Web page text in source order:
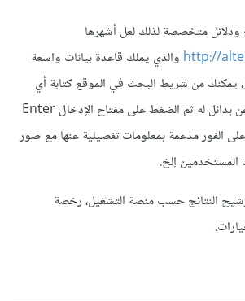
ودلائل متخصصة لذلك لعل أشهرها
http://والذي يملك قاعدة بيانات واسعة
يمكنك من شريط البحث في الموقع كتابة أي
برنامج ترغبين بالبحث عن بدائل له ثم الضغط على مفتاح الإدخال Enter
الفور مدعمة بمعلومات تفصيلية عنها مع صور
المستخدمين إلخ.
النتائج حسب منصة التشغيل، رخصة